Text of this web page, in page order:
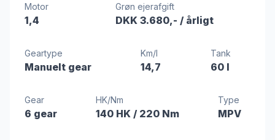
Motor
1,4
Grøn ejerafgift
DKK 3.680,- / årligt
Geartype
Manuelt gear
Km/l
14,7
Tank
60 l
Gear
6 gear
HK/Nm
140 HK / 220 Nm
Type
MPV